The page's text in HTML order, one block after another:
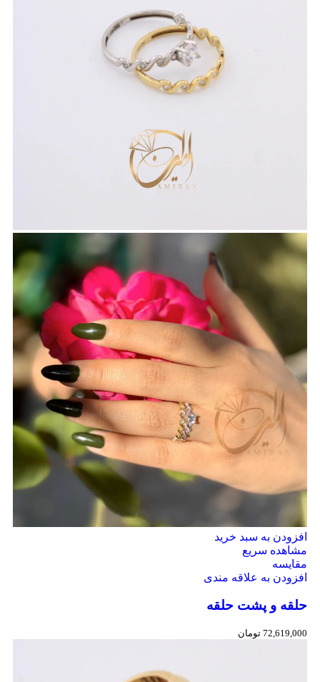
افزودن به سبد خرید
مشاهده سریع
مقایسه
افزودن به علاقه مندی
حلقه و پشت حلقه
72,619,000 تومان